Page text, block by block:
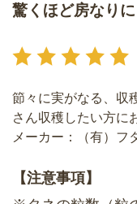
驚くほど房なりに
節々に実がなる、収
さん収穫したい方に
メーカー：（有）フ
【注意事項】